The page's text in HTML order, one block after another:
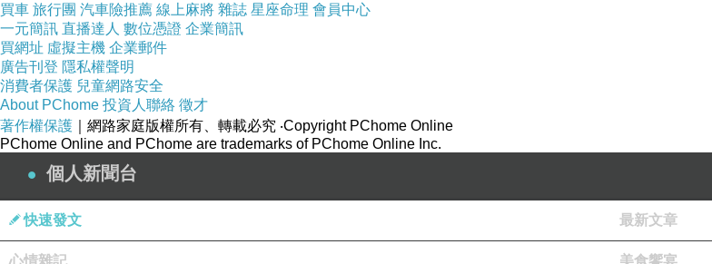
買車 旅行團 汽車險推薦 線上麻將 雜誌 星座命理 會員中心
一元簡訊 直播達人 數位憑證 企業簡訊
買網址 虛擬主機 企業郵件
廣告刊登 隱私權聲明
消費者保護 兒童網路安全
About PChome 投資人聯絡 徵才
著作權保護 ｜網路家庭版權所有、轉載必究 ‧Copyright PChome Online
PChome Online and PChome are trademarks of PChome Online Inc.
個人新聞台
快速發文 最新文章
心情雜記 美食饗宴